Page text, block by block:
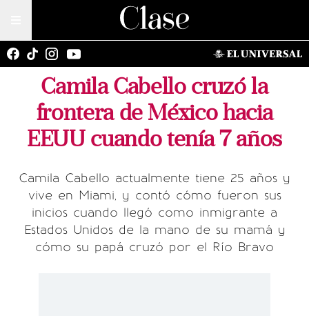
Camila Cabello cruzó la
frontera de México hacia
EEUU cuando tenía 7 años
Camila Cabello actualmente tiene 25 años y
vive en Miami, y contó cómo fueron sus
inicios cuando llegó como inmigrante a
Estados Unidos de la mano de su mamá y
cómo su papá cruzó por el Río Bravo